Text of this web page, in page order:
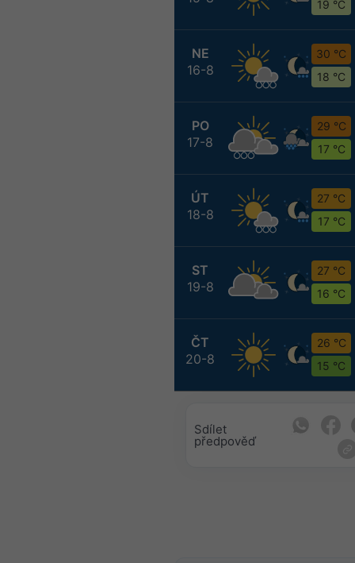
19 °C
NE
16-8
30 °C
18 °C
PO
17-8
29 °C
17 °C
ÚT
18-8
27 °C
17 °C
ST
19-8
27 °C
16 °C
ČT
20-8
26 °C
15 °C
Sdílet
předpověď